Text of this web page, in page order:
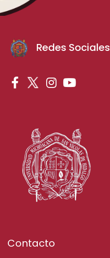
Redes Sociales
Contacto